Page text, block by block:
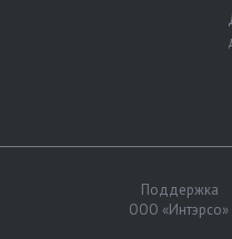
Поддержка
ООО «Интэрсо»